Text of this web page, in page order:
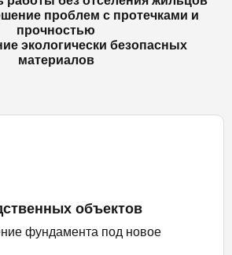
проблем с протечками и
прочностью
экологически безопасных
материалов
объектов
фундамента под новое